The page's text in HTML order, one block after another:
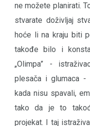
ne možete planirati.
stvarate doživljaj
hoće li na kraju biti
takođe bilo i
„Olimpa” -
plesača i glumaca -
kada nisu spavali,
tako da je to
projekat. I taj